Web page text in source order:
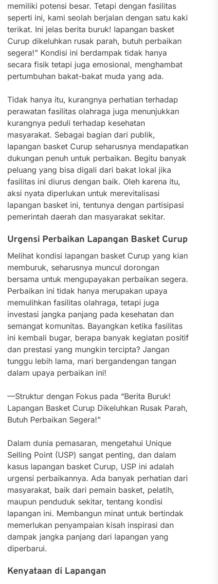
memiliki potensi besar. Tetapi dengan fasilitas
seperti ini, kami seolah berjalan dengan satu kaki
terikat. Ini jelas berita buruk! lapangan basket
Curup dikeluhkan rusak parah, butuh perbaikan
segera!” Kondisi ini berdampak tidak hanya
secara fisik tetapi juga emosional, menghambat
pertumbuhan bakat-bakat muda yang ada.
Tidak hanya itu, kurangnya perhatian terhadap
perawatan fasilitas olahraga juga menunjukkan
kurangnya peduli terhadap kesehatan
masyarakat. Sebagai bagian dari publik,
lapangan basket Curup seharusnya mendapatkan
dukungan penuh untuk perbaikan. Begitu banyak
peluang yang bisa digali dari bakat lokal jika
fasilitas ini diurus dengan baik. Oleh karena itu,
aksi nyata diperlukan untuk merevitalisasi
lapangan basket ini, tentunya dengan partisipasi
pemerintah daerah dan masyarakat sekitar.
Urgensi Perbaikan Lapangan Basket Curup
Melihat kondisi lapangan basket Curup yang kian
memburuk, seharusnya muncul dorongan
bersama untuk mengupayakan perbaikan segera.
Perbaikan ini tidak hanya merupakan upaya
memulihkan fasilitas olahraga, tetapi juga
investasi jangka panjang pada kesehatan dan
semangat komunitas. Bayangkan ketika fasilitas
ini kembali bugar, berapa banyak kegiatan positif
dan prestasi yang mungkin tercipta? Jangan
tunggu lebih lama, mari bergandengan tangan
dalam upaya perbaikan ini!
—Struktur dengan Fokus pada “Berita Buruk!
Lapangan Basket Curup Dikeluhkan Rusak Parah,
Butuh Perbaikan Segera!”
Dalam dunia pemasaran, mengetahui Unique
Selling Point (USP) sangat penting, dan dalam
kasus lapangan basket Curup, USP ini adalah
urgensi perbaikannya. Ada banyak perhatian dari
masyarakat, baik dari pemain basket, pelatih,
maupun penduduk sekitar, tentang kondisi
lapangan ini. Membangun minat untuk bertindak
memerlukan penyampaian kisah inspirasi dan
dampak jangka panjang dari lapangan yang
diperbarui.
Kenyataan di Lapangan